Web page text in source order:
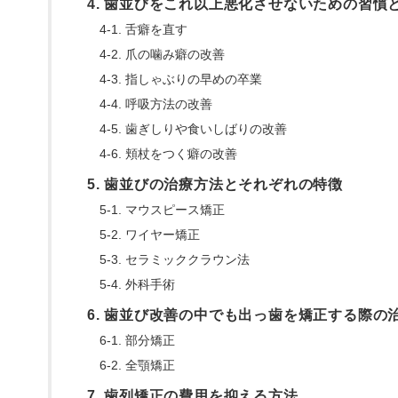
4. 歯並びをこれ以上悪化させないための習慣
4-1. 舌癖を直す
4-2. 爪の噛み癖の改善
4-3. 指しゃぶりの早めの卒業
4-4. 呼吸方法の改善
4-5. 歯ぎしりや食いしばりの改善
4-6. 頬杖をつく癖の改善
5. 歯並びの治療方法とそれぞれの特徴
5-1. マウスピース矯正
5-2. ワイヤー矯正
5-3. セラミッククラウン法
5-4. 外科手術
6. 歯並び改善の中でも出っ歯を矯正する際の
6-1. 部分矯正
6-2. 全顎矯正